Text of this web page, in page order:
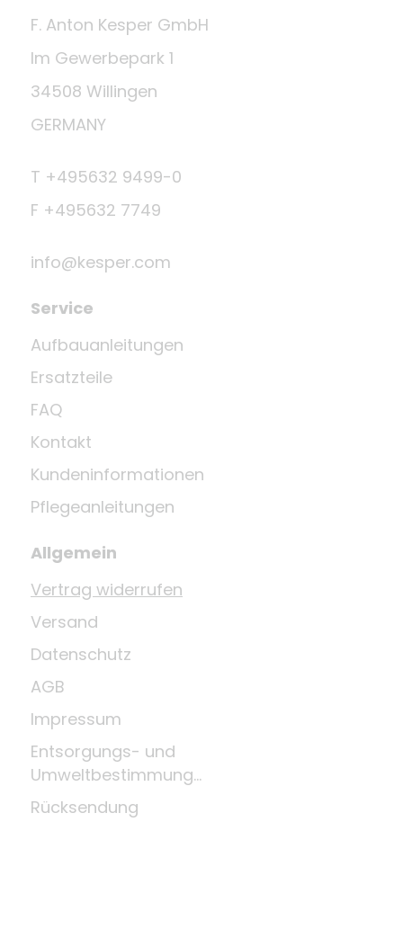
F. Anton Kesper GmbH
Im Gewerbepark 1
34508 Willingen
GERMANY
T +495632 9499-0
F +495632 7749
info@kesper.com
Service
Aufbauanleitungen
Ersatzteile
FAQ
Kontakt
Kundeninformationen
Pflegeanleitungen
Allgemein
Vertrag widerrufen
Versand
Datenschutz
AGB
Impressum
Entsorgungs- und
Umweltbestimmungen
Rücksendung